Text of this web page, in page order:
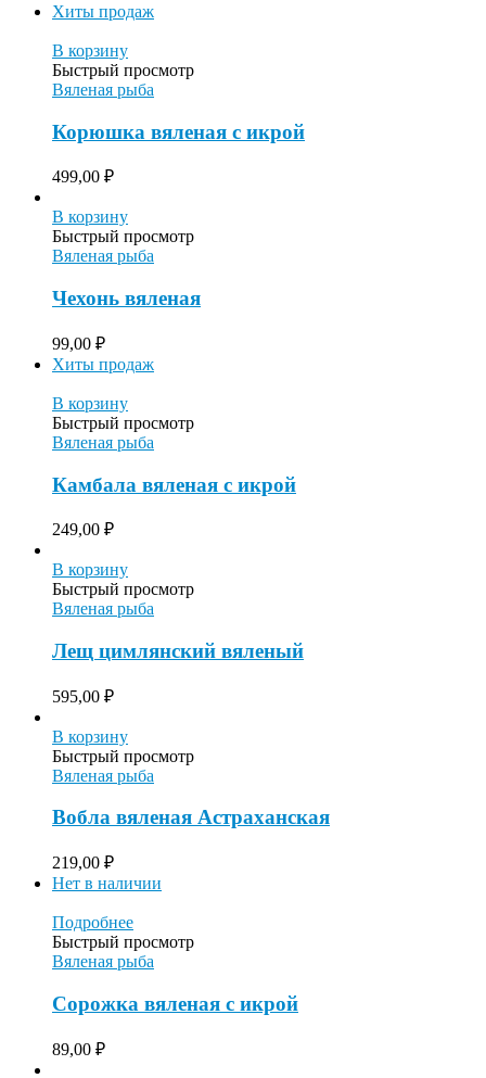
Хиты продаж
В корзину
Быстрый просмотр
Вяленая рыба
Корюшка вяленая с икрой
499,00 ₽
В корзину
Быстрый просмотр
Вяленая рыба
Чехонь вяленая
99,00 ₽
Хиты продаж
В корзину
Быстрый просмотр
Вяленая рыба
Камбала вяленая с икрой
249,00 ₽
В корзину
Быстрый просмотр
Вяленая рыба
Лещ цимлянский вяленый
595,00 ₽
В корзину
Быстрый просмотр
Вяленая рыба
Вобла вяленая Астраханская
219,00 ₽
Нет в наличии
Подробнее
Быстрый просмотр
Вяленая рыба
Сорожка вяленая с икрой
89,00 ₽